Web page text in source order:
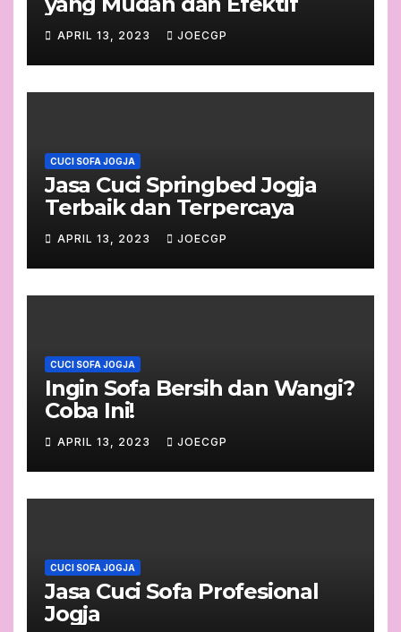
APRIL 13, 2023 JOECGP
CUCI SOFA JOGJA
Jasa Cuci Springbed Jogja
Terbaik dan Terpercaya
APRIL 13, 2023 JOECGP
CUCI SOFA JOGJA
Ingin Sofa Bersih dan Wangi?
Coba Ini!
APRIL 13, 2023 JOECGP
CUCI SOFA JOGJA
Jasa Cuci Sofa Profesional
Jogja